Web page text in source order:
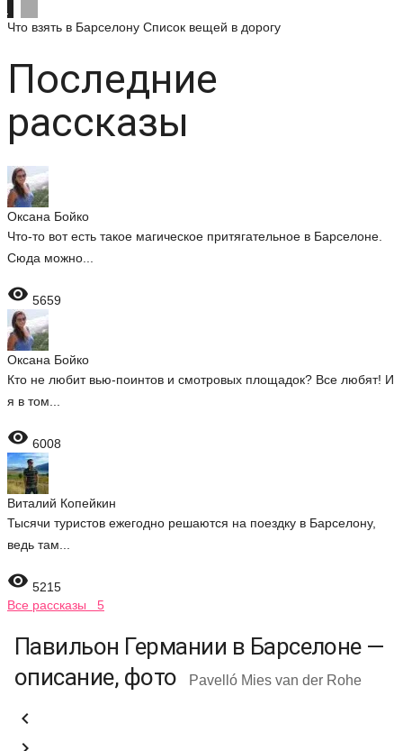
Что взять в Барселону Список вещей в дорогу
Последние
рассказы
Оксана Бойко
Что-то вот есть такое магическое притягательное в Барселоне.
Сюда можно...
 5659
Оксана Бойко
Кто не любит вью-поинтов и смотровых площадок? Все любят! И
я в том...
 6008
Виталий Копейкин
Тысячи туристов ежегодно решаются на поездку в Барселону,
ведь там...
 5215
Все рассказы 5
Павильон Германии в Барселоне —
описание, фото
Pavelló Mies van der Rohe
